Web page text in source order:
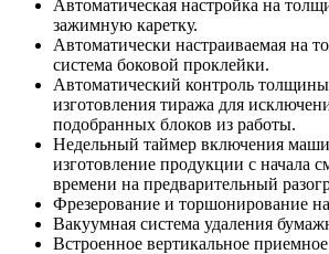
Автоматическая настройка на
зажимную каретку.
Автоматически настраиваемая на
система боковой проклейки.
Автоматический контроль
изготовления тиража для
подобранных блоков из работы.
Недельный таймер включения
изготовление продукции с начала
времени на предварительный
Фрезерование и торшонирование
Вакуумная система удаления
Встроенное вертикальное